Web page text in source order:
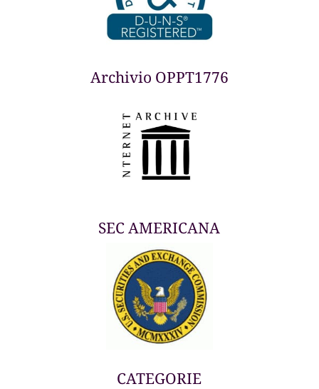
Archivio OPPT1776
SEC AMERICANA
CATEGORIE